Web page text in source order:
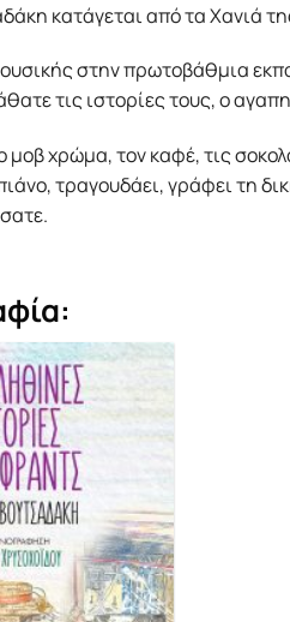
κατάγεται από τα Χανιά
στην πρωτοβάθµια
τις ιστορίες τους, ο
χρώµα, τον καφέ, τις
τραγουδάει, γράφει τη